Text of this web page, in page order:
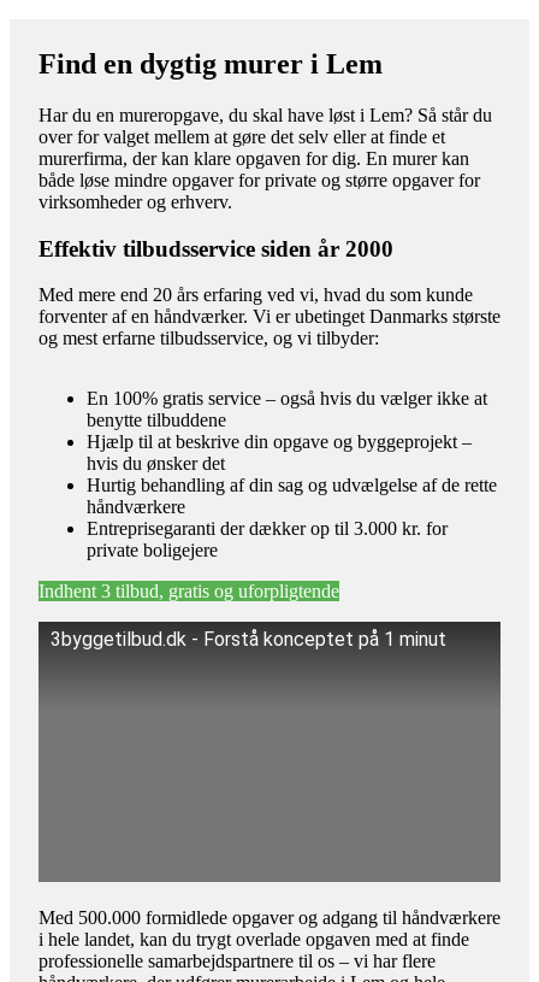
Find en dygtig murer i Lem
Har du en mureropgave, du skal have løst i Lem? Så står du
over for valget mellem at gøre det selv eller at finde et
murerfirma, der kan klare opgaven for dig. En murer kan
både løse mindre opgaver for private og større opgaver for
virksomheder og erhverv.
Effektiv tilbudsservice siden år 2000
Med mere end 20 års erfaring ved vi, hvad du som kunde
forventer af en håndværker. Vi er ubetinget Danmarks største
og mest erfarne tilbudsservice, og vi tilbyder:
En 100% gratis service – også hvis du vælger ikke at
benytte tilbuddene
Hjælp til at beskrive din opgave og byggeprojekt –
hvis du ønsker det
Hurtig behandling af din sag og udvælgelse af de rette
håndværkere
Entreprisegaranti der dækker op til 3.000 kr. for
private boligejere
Indhent 3 tilbud, gratis og uforpligtende
3byggetilbud.dk - Forstå konceptet på 1 minut
Med 500.000 formidlede opgaver og adgang til håndværkere
i hele landet, kan du trygt overlade opgaven med at finde
professionelle samarbejdspartnere til os – vi har flere